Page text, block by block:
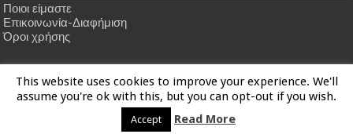
Ποιοι είμαστε
Επικοινωνία-Διαφήμιση
Όροι χρήσης
HOMEkokkina.gr | Designed bykokkina.gr
© Copyright 2026, All Rights Reserved
This website uses cookies to improve your experience. We'll
assume you're ok with this, but you can opt-out if you wish.
Accept Read More